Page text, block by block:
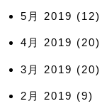
5月 2019 (12)
4月 2019 (20)
3月 2019 (20)
2月 2019 (9)